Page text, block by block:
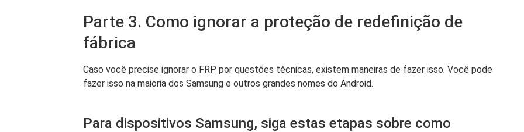
Parte 3. Como ignorar a proteção de redefinição de
fábrica
Caso você precise ignorar o FRP por questões técnicas, existem maneiras de fazer isso. Você pode
fazer isso na maioria dos Samsung e outros grandes nomes do Android.
Para dispositivos Samsung, siga estas etapas sobre como